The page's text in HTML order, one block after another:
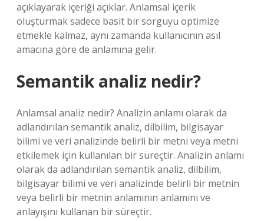
açıklayarak içeriği açıklar. Anlamsal içerik
oluşturmak sadece basit bir sorguyu optimize
etmekle kalmaz, aynı zamanda kullanıcının asıl
amacına göre de anlamına gelir.
Semantik analiz nedir?
Anlamsal analiz nedir? Analizin anlamı olarak da
adlandırılan semantik analiz, dilbilim, bilgisayar
bilimi ve veri analizinde belirli bir metni veya metni
etkilemek için kullanılan bir süreçtir. Analizin anlamı
olarak da adlandırılan semantik analiz, dilbilim,
bilgisayar bilimi ve veri analizinde belirli bir metnin
veya belirli bir metnin anlamının anlamını ve
anlayışını kullanan bir süreçtir.